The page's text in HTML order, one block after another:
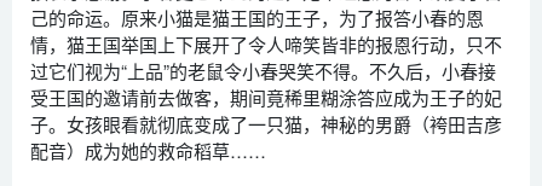
己的命运。原来小猫是猫王国的王子，为了报答小春的恩
情，猫王国举国上下展开了令人啼笑皆非的报恩行动，只不
过它们视为“上品”的老鼠令小春哭笑不得。不久后，小春接
受王国的邀请前去做客，期间竟稀里糊涂答应成为王子的妃
子。女孩眼看就彻底变成了一只猫，神秘的男爵（袴田吉彦
配音）成为她的救命稻草……